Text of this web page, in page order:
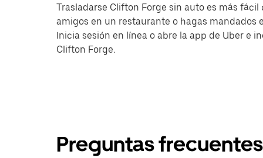
Trasladarse Clifton Forge sin auto es más fácil
amigos en un restaurante o hagas mandados
Inicia sesión en línea o abre la app de Uber e
Clifton Forge.
Preguntas frecuentes